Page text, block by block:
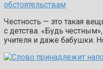
обстоятельствам
Честность — это такая
с детства. «Будь
учителя и даже бабушки.